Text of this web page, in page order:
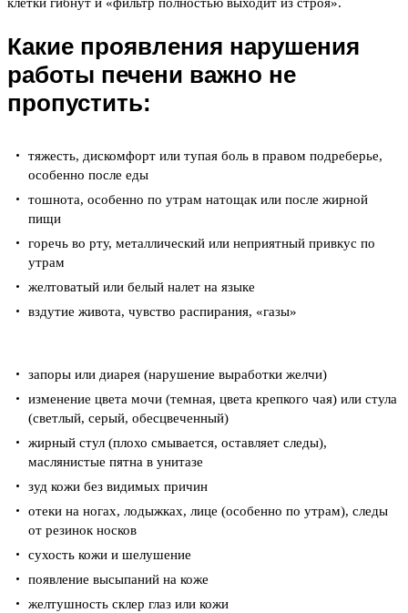
Какие проявления нарушения
работы печени важно не
пропустить:
тяжесть, дискомфорт или тупая боль в правом подреберье,
особенно после еды
тошнота, особенно по утрам натощак или после жирной
пищи
горечь во рту, металлический или неприятный привкус по
утрам
желтоватый или белый налет на языке
вздутие живота, чувство распирания, «газы»
запоры или диарея (нарушение выработки желчи)
изменение цвета мочи (темная, цвета крепкого чая) или стула
(светлый, серый, обесцвеченный)
жирный стул (плохо смывается, оставляет следы),
маслянистые пятна в унитазе
зуд кожи без видимых причин
отеки на ногах, лодыжках, лице (особенно по утрам), следы
от резинок носков
сухость кожи и шелушение
появление высыпаний на коже
желтушность склер глаз или кожи